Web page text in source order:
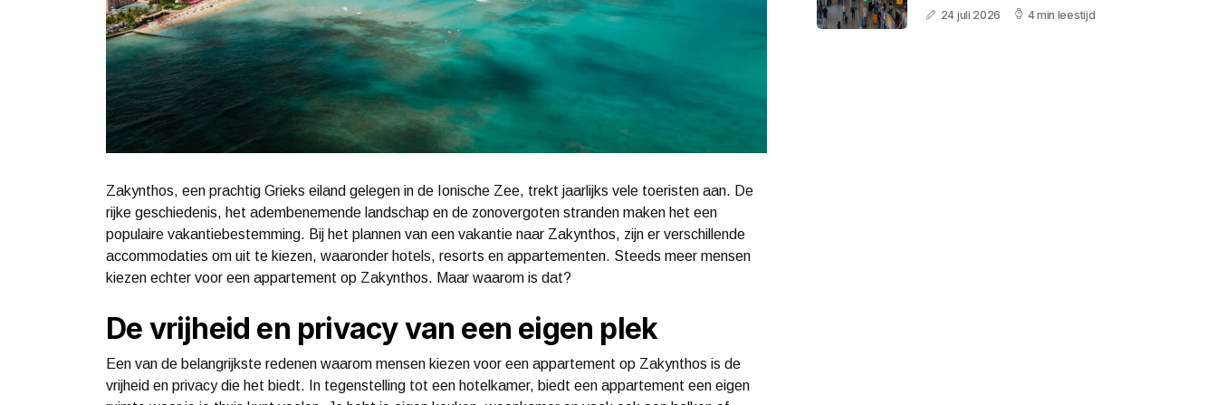
Zakynthos, een prachtig Grieks eiland gelegen in de Ionische Zee, trekt jaarlijks vele toeristen aan. De
rijke geschiedenis, het adembenemende landschap en de zonovergoten stranden maken het een
populaire vakantiebestemming. Bij het plannen van een vakantie naar Zakynthos, zijn er verschillende
accommodaties om uit te kiezen, waaronder hotels, resorts en appartementen. Steeds meer mensen
kiezen echter voor een appartement op Zakynthos. Maar waarom is dat?
De vrijheid en privacy van een eigen plek
Een van de belangrijkste redenen waarom mensen kiezen voor een appartement op Zakynthos is de
vrijheid en privacy die het biedt. In tegenstelling tot een hotelkamer, biedt een appartement een eigen
24 juli 2026 4 min leestijd